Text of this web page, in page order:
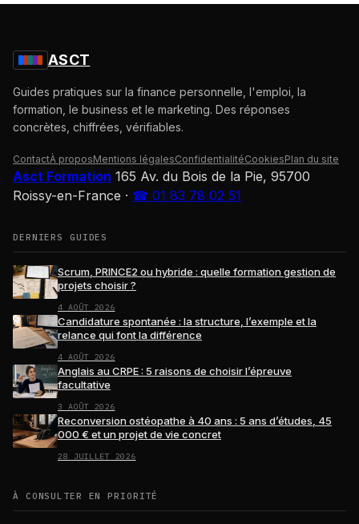
ASCT
Guides pratiques sur la finance personnelle, l'emploi, la
formation, le business et le marketing. Des réponses
concrètes, chiffrées, vérifiables.
ContactÀ proposMentions légalesConfidentialitéCookiesPlan du site
Asct Formation 165 Av. du Bois de la Pie, 95700
Roissy-en-France · ☎ 01 83 78 02 51
DERNIERS GUIDES
Scrum, PRINCE2 ou hybride : quelle formation gestion de
projets choisir ?
4 AOÛT 2026
Candidature spontanée : la structure, l’exemple et la
relance qui font la différence
4 AOÛT 2026
Anglais au CRPE : 5 raisons de choisir l’épreuve
facultative
3 AOÛT 2026
Reconversion ostéopathe à 40 ans : 5 ans d’études, 45
000 € et un projet de vie concret
28 JUILLET 2026
À CONSULTER EN PRIORITÉ